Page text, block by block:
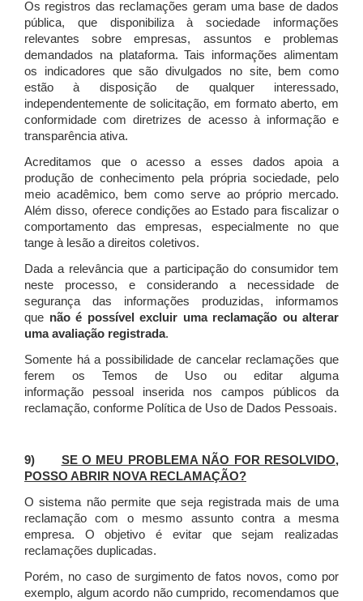
Os registros das reclamações geram uma base de dados
pública, que disponibiliza à sociedade informações
relevantes sobre empresas, assuntos e problemas
demandados na plataforma. Tais informações alimentam
os indicadores que são divulgados no site, bem como
estão à disposição de qualquer interessado,
independentemente de solicitação, em formato aberto, em
conformidade com diretrizes de acesso à informação e
transparência ativa.
Acreditamos que o acesso a esses dados apoia a
produção de conhecimento pela própria sociedade, pelo
meio acadêmico, bem como serve ao próprio mercado.
Além disso, oferece condições ao Estado para fiscalizar o
comportamento das empresas, especialmente no que
tange à lesão a direitos coletivos.
Dada a relevância que a participação do consumidor tem
neste processo, e considerando a necessidade de
segurança das informações produzidas, informamos
que não é possível excluir uma reclamação ou alterar
uma avaliação registrada.
Somente há a possibilidade de cancelar reclamações que
ferem os Temos de Uso ou editar alguma
informação pessoal inserida nos campos públicos da
reclamação, conforme Política de Uso de Dados Pessoais.
9) SE O MEU PROBLEMA NÃO FOR RESOLVIDO,
POSSO ABRIR NOVA RECLAMAÇÃO?
O sistema não permite que seja registrada mais de uma
reclamação com o mesmo assunto contra a mesma
empresa. O objetivo é evitar que sejam realizadas
reclamações duplicadas.
Porém, no caso de surgimento de fatos novos, como por
exemplo, algum acordo não cumprido, recomendamos que